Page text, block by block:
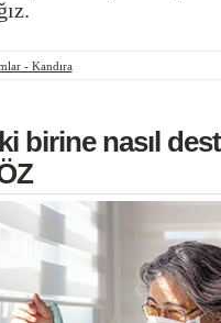
- Kandıra
birine nasıl